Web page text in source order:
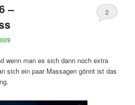
–
2
wenn man es sich dann noch extra
sich ein paar Massagen gönnt ist das